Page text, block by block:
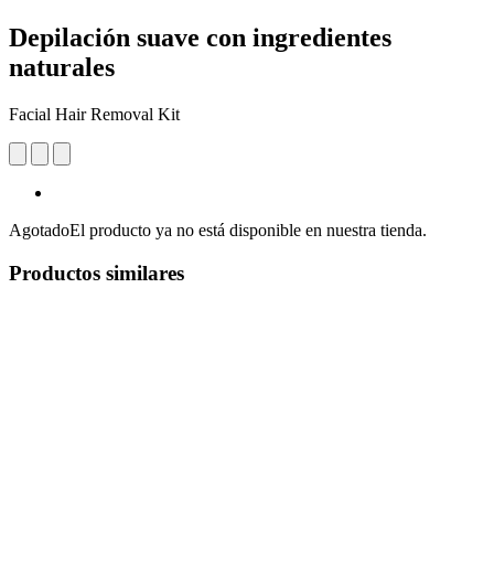
Depilación suave con ingredientes
naturales
Facial Hair Removal Kit
AgotadoEl producto ya no está disponible en nuestra tienda.
Productos similares